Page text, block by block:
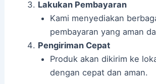
Lakukan Pembayaran
Kami menyediakan
pembayaran yang aman
Pengiriman Cepat
Produk akan dikirim ke
dengan cepat dan aman.